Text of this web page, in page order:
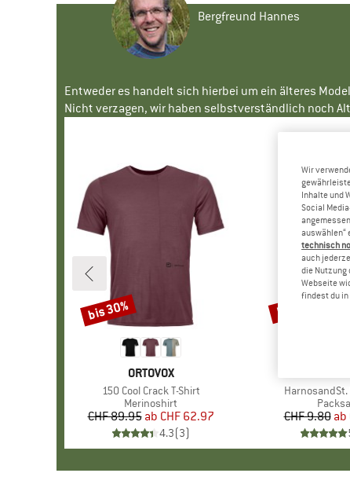
Bergfreund Hannes
Entweder es handelt sich hierbei um ein älteres
Nicht verzagen, wir haben selbstverständlich noch
MARKE
ORTOVOX
Artikel
150 Cool Crack T-Shirt
Produktgruppe
Merinoshirt
Preis
CHF 89.95 reduzierter Preis
ab CHF 62.97
4.3(3)
Rabatt
bis 30%
Artikel
HarnosandSt.
CHF 9.80 ab
Rabatt
57%
Wir
Inhalte und
Social
auswählen“
technisch
auch
die Nutzung
Webseite
findest du